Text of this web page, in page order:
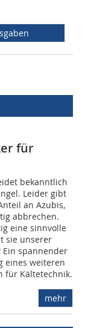
für
bekanntlich
Leider gibt
an Azubis,
abbrechen.
eine sinnvolle
sie unserer
Ein spannender
eines weiteren
für Kältetechnik.
mehr